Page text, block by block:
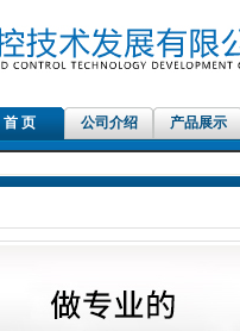
首 页 公司介绍 产品展示